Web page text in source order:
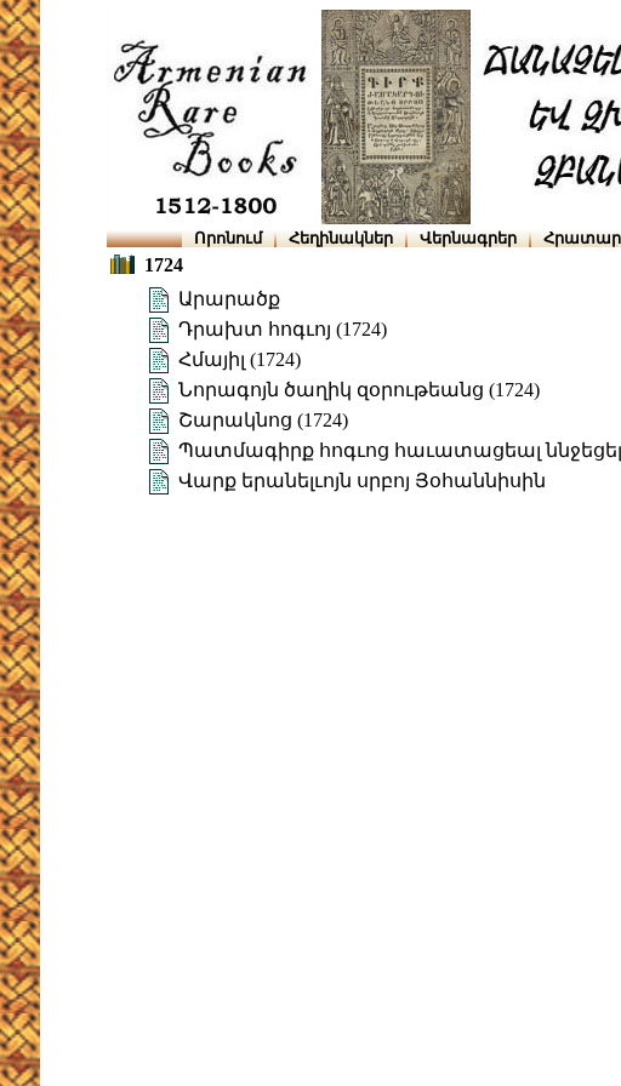
Որոնում Հեղինակներ Վերնագրեր
1724
Արարածք
Դրախտ հոգւոյ (1724)
Հմայիլ (1724)
Նորագոյն ծաղիկ զօրութեանց (1724)
Շարակնոց (1724)
Պատմագիրք հոգւոց հաւատացեալ
Վարք երանելւոյն սրբոյ Յօհաննիսին